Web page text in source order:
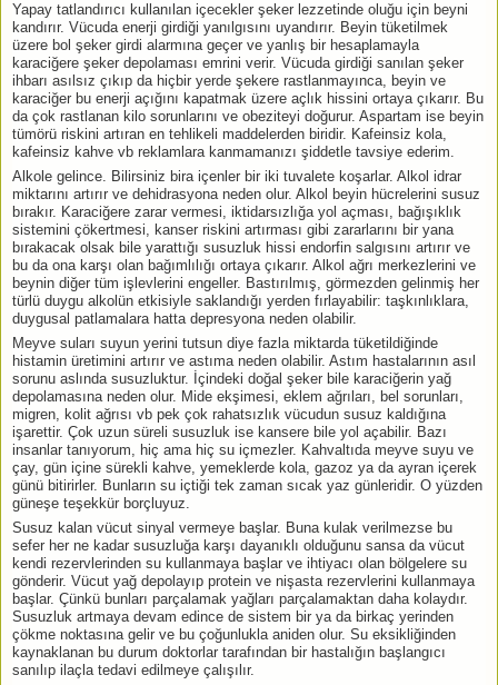
Yapay tatlandırıcı kullanılan içecekler şeker lezzetinde oluğu için beyni
kandırır. Vücuda enerji girdiği yanılgısını uyandırır. Beyin tüketilmek
üzere bol şeker girdi alarmına geçer ve yanlış bir hesaplamayla
karaciğere şeker depolaması emrini verir. Vücuda girdiği sanılan şeker
ihbarı asılsız çıkıp da hiçbir yerde şekere rastlanmayınca, beyin ve
karaciğer bu enerji açığını kapatmak üzere açlık hissini ortaya çıkarır. Bu
da çok rastlanan kilo sorunlarını ve obeziteyi doğurur. Aspartam ise beyin
tümörü riskini artıran en tehlikeli maddelerden biridir. Kafeinsiz kola,
kafeinsiz kahve vb reklamlara kanmamanızı şiddetle tavsiye ederim.
Alkole gelince. Bilirsiniz bira içenler bir iki tuvalete koşarlar. Alkol idrar
miktarını artırır ve dehidrasyona neden olur. Alkol beyin hücrelerini susuz
bırakır. Karaciğere zarar vermesi, iktidarsızlığa yol açması, bağışıklık
sistemini çökertmesi, kanser riskini artırması gibi zararlarını bir yana
bırakacak olsak bile yarattığı susuzluk hissi endorfin salgısını artırır ve
bu da ona karşı olan bağımlılığı ortaya çıkarır. Alkol ağrı merkezlerini ve
beynin diğer tüm işlevlerini engeller. Bastırılmış, görmezden gelinmiş her
türlü duygu alkolün etkisiyle saklandığı yerden fırlayabilir: taşkınlıklara,
duygusal patlamalara hatta depresyona neden olabilir.
Meyve suları suyun yerini tutsun diye fazla miktarda tüketildiğinde
histamin üretimini artırır ve astıma neden olabilir. Astım hastalarının asıl
sorunu aslında susuzluktur. İçindeki doğal şeker bile karaciğerin yağ
depolamasına neden olur. Mide ekşimesi, eklem ağrıları, bel sorunları,
migren, kolit ağrısı vb pek çok rahatsızlık vücudun susuz kaldığına
işarettir. Çok uzun süreli susuzluk ise kansere bile yol açabilir. Bazı
insanlar tanıyorum, hiç ama hiç su içmezler. Kahvaltıda meyve suyu ve
çay, gün içine sürekli kahve, yemeklerde kola, gazoz ya da ayran içerek
günü bitirirler. Bunların su içtiği tek zaman sıcak yaz günleridir. O yüzden
güneşe teşekkür borçluyuz.
Susuz kalan vücut sinyal vermeye başlar. Buna kulak verilmezse bu
sefer her ne kadar susuzluğa karşı dayanıklı olduğunu sansa da vücut
kendi rezervlerinden su kullanmaya başlar ve ihtiyacı olan bölgelere su
gönderir. Vücut yağ depolayıp protein ve nişasta rezervlerini kullanmaya
başlar. Çünkü bunları parçalamak yağları parçalamaktan daha kolaydır.
Susuzluk artmaya devam edince de sistem bir ya da birkaç yerinden
çökme noktasına gelir ve bu çoğunlukla aniden olur. Su eksikliğinden
kaynaklanan bu durum doktorlar tarafından bir hastalığın başlangıcı
sanılıp ilaçla tedavi edilmeye çalışılır.